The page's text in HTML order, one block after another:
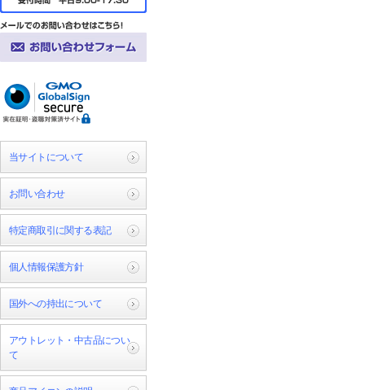
当サイトについて
お問い合わせ
特定商取引に関する表記
個人情報保護方針
国外への持出について
アウトレット・中古品につい
て